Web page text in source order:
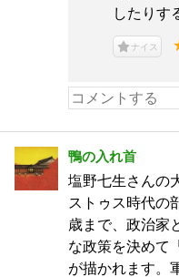
したりす
ナイス
鴨の入れ首
塩野七生さんの
ストゥス時代の
歳まで、政治家
な政策を決めて
が描かれます。